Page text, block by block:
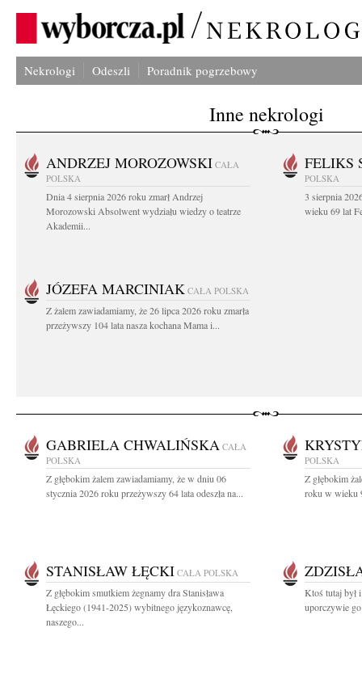
Nekrologi Odeszli Poradnik pogrzebowy
Inne nekrologi
ANDRZEJ MOROZOWSKI CAŁA
POLSKA
Dnia 4 sierpnia 2026 roku zmarł Andrzej
Morozowski Absolwent wydziału wiedzy o teatrze
Akademii...
FELIKS
POLSKA
3 sierpnia
wieku 69 lat
JÓZEFA MARCINIAK CAŁA POLSKA
Z żalem zawiadamiamy, że 26 lipca 2026 roku zmarła
przeżywszy 104 lata nasza kochana Mama i...
GABRIELA CHWALIŃSKA CAŁA
POLSKA
Z głębokim żalem zawiadamiamy, że w dniu 06
stycznia 2026 roku przeżywszy 64 lata odeszła na...
POLSKA
Z głębokim
roku w wieku
STANISŁAW ŁĘCKI CAŁA POLSKA
Z głębokim smutkiem żegnamy dra Stanisława
Łęckiego (1941-2025) wybitnego językoznawcę,
naszego...
Ktoś tutaj był
uporczywie